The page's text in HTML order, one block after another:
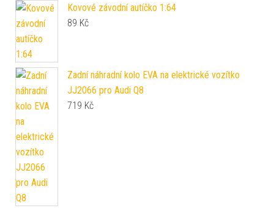
Kovové závodní autíčko 1:64
89 Kč
Zadní náhradní kolo EVA na elektrické vozítko
JJ2066 pro Audi Q8
719 Kč